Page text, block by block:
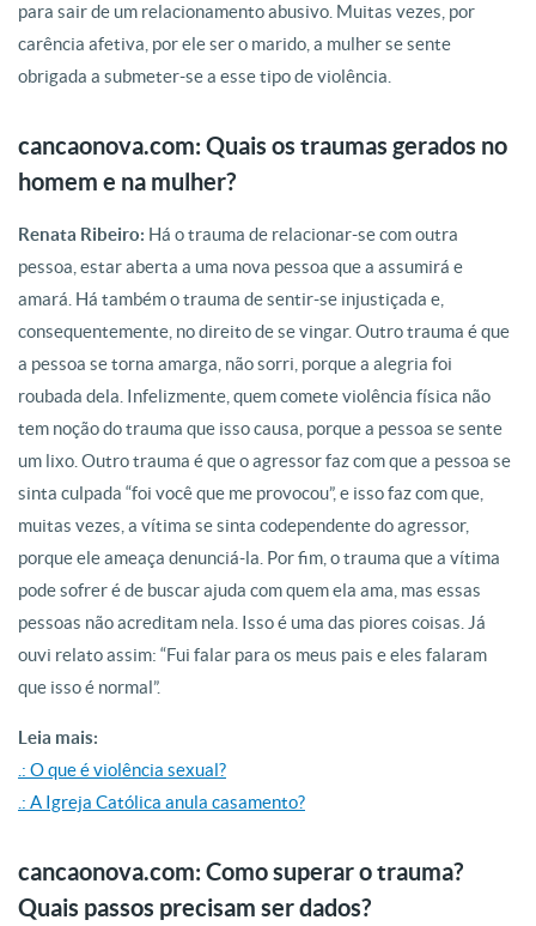
para sair de um relacionamento abusivo. Muitas vezes, por
carência afetiva, por ele ser o marido, a mulher se sente
obrigada a submeter-se a esse tipo de violência.
cancaonova.com: Quais os traumas gerados no
homem e na mulher?
Renata Ribeiro: Há o trauma de relacionar-se com outra
pessoa, estar aberta a uma nova pessoa que a assumirá e
amará. Há também o trauma de sentir-se injustiçada e,
consequentemente, no direito de se vingar. Outro trauma é que
a pessoa se torna amarga, não sorri, porque a alegria foi
roubada dela. Infelizmente, quem comete violência física não
tem noção do trauma que isso causa, porque a pessoa se sente
um lixo. Outro trauma é que o agressor faz com que a pessoa se
sinta culpada “foi você que me provocou”, e isso faz com que,
muitas vezes, a vítima se sinta codependente do agressor,
porque ele ameaça denunciá-la. Por fim, o trauma que a vítima
pode sofrer é de buscar ajuda com quem ela ama, mas essas
pessoas não acreditam nela. Isso é uma das piores coisas. Já
ouvi relato assim: “Fui falar para os meus pais e eles falaram
que isso é normal”.
Leia mais:
.: O que é violência sexual?
.: A Igreja Católica anula casamento?
cancaonova.com: Como superar o trauma?
Quais passos precisam ser dados?